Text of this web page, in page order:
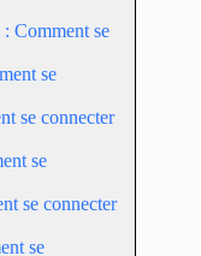
Comment se
se
se connecter
se
se connecter
se